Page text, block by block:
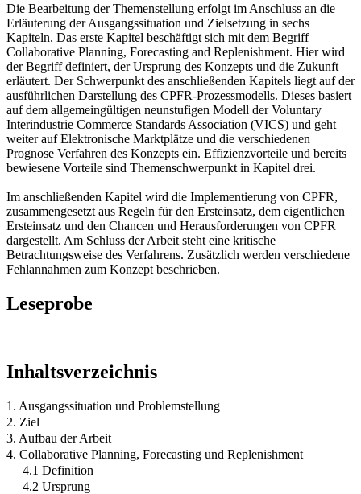
Die Bearbeitung der Themenstellung erfolgt im Anschluss an die
Erläuterung der Ausgangssituation und Zielsetzung in sechs
Kapiteln. Das erste Kapitel beschäftigt sich mit dem Begriff
Collaborative Planning, Forecasting and Replenishment. Hier wird
der Begriff definiert, der Ursprung des Konzepts und die Zukunft
erläutert. Der Schwerpunkt des anschließenden Kapitels liegt auf der
ausführlichen Darstellung des CPFR-Prozessmodells. Dieses basiert
auf dem allgemeingültigen neunstufigen Modell der Voluntary
Interindustrie Commerce Standards Association (VICS) und geht
weiter auf Elektronische Marktplätze und die verschiedenen
Prognose Verfahren des Konzepts ein. Effizienzvorteile und bereits
bewiesene Vorteile sind Themenschwerpunkt in Kapitel drei.
Im anschließenden Kapitel wird die Implementierung von CPFR,
zusammengesetzt aus Regeln für den Ersteinsatz, dem eigentlichen
Ersteinsatz und den Chancen und Herausforderungen von CPFR
dargestellt. Am Schluss der Arbeit steht eine kritische
Betrachtungsweise des Verfahrens. Zusätzlich werden verschiedene
Fehlannahmen zum Konzept beschrieben.
Leseprobe
Inhaltsverzeichnis
1. Ausgangssituation und Problemstellung
2. Ziel
3. Aufbau der Arbeit
4. Collaborative Planning, Forecasting und Replenishment
4.1 Definition
4.2 Ursprung